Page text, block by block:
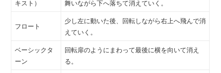
キスト）
舞いながら下へ落ちて消えていく。
フロート
少し左に動いた後、回転しながら右上へ飛んで消
えていく。
ベーシックタ
ーン
回転扉のようにまわって最後に横を向いて消え
る。